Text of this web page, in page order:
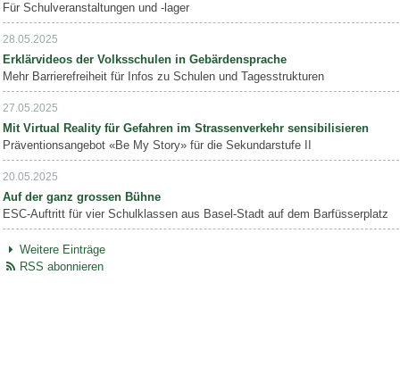
Für Schulveranstaltungen und -lager
28.05.2025
Erklärvideos der Volksschulen in Gebärdensprache
Mehr Barrierefreiheit für Infos zu Schulen und Tagesstrukturen
27.05.2025
Mit Virtual Reality für Gefahren im Strassenverkehr sensibilisieren
Präventionsangebot «Be My Story» für die Sekundarstufe II
20.05.2025
Auf der ganz grossen Bühne
ESC-Auftritt für vier Schulklassen aus Basel-Stadt auf dem Barfüsserplatz
Weitere Einträge
RSS abonnieren